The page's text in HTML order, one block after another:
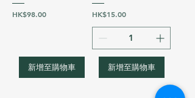
價格
HK$98.00
新增至購物車
價格
HK$15.00
新增至購物車